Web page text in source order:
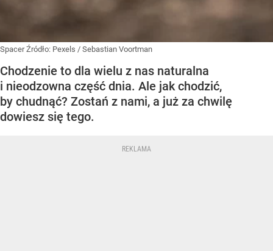
SpacerŹródło: Pexels / Sebastian Voortman
Chodzenie to dla wielu z nas naturalna
i nieodzowna część dnia. Ale jak chodzić,
by chudnąć? Zostań z nami, a już za chwilę
dowiesz się tego.